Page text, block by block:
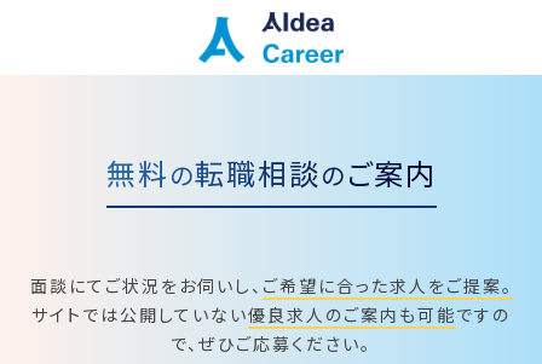
無料の転職相談のご案内
面談にてご状況をお伺いし、 ご希望に合った求人をご提案。
サイトでは公開していない優良求人のご案内も可能ですの
で、ぜひご応募ください。